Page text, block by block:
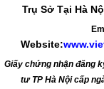
Trụ Sở Tại Hà
Website:
Giấy chứng nhận đăng
tư TP Hà Nội cấp